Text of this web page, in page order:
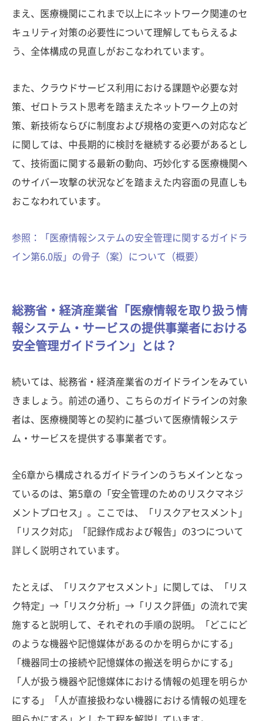
まえ、医療機関にこれまで以上にネットワーク関連のセ
キュリティ対策の必要性について理解してもらえるよ
う、全体構成の見直しがおこなわれています。
また、クラウドサービス利用における課題や必要な対
策、ゼロトラスト思考を踏まえたネットワーク上の対
策、新技術ならびに制度および規格の変更への対応など
に関しては、中長期的に検討を継続する必要があるとし
て、技術面に関する最新の動向、巧妙化する医療機関へ
のサイバー攻撃の状況などを踏まえた内容面の見直しも
おこなわれています。
参照：「医療情報システムの安全管理に関するガイドラ
イン第6.0版」の骨子（案）について（概要）
総務省・経済産業省「医療情報を取り扱う情
報システム・サービスの提供事業者における
安全管理ガイドライン」とは？
続いては、総務省・経済産業省のガイドラインをみてい
きましょう。前述の通り、こちらのガイドラインの対象
者は、医療機関等との契約に基づいて医療情報システ
ム・サービスを提供する事業者です。
全6章から構成されるガイドラインのうちメインとなっ
ているのは、第5章の「安全管理のためのリスクマネジ
メントプロセス」。ここでは、「リスクアセスメント」
「リスク対応」「記録作成および報告」の3つについて
詳しく説明されています。
たとえば、「リスクアセスメント」に関しては、「リス
ク特定」→「リスク分析」→「リスク評価」の流れで実
施すると説明して、それぞれの手順の説明。「どこにど
のような機器や記憶媒体があるのかを明らかにする」
「機器同士の接続や記憶媒体の搬送を明らかにする」
「人が扱う機器や記憶媒体における情報の処理を明らか
にする」「人が直接扱わない機器における情報の処理を
明らかにする」とした工程を解説しています。